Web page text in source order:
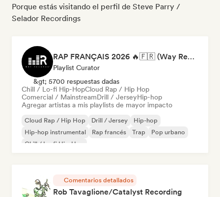
Porque estás visitando el perfil de Steve Parry /
Selador Recordings
RAP FRANÇAIS 2026 🔥🇫🇷 (Way Records)
Playlist Curator
&gt; 5700 respuestas dadas
Chill / Lo-fi Hip-HopCloud Rap / Hip Hop
Comercial / MainstreamDrill / JerseyHip-hop
Agregar artistas a mis playlists de mayor impacto
Cloud Rap / Hip Hop Drill / Jersey
Hip-hop
Hip-hop instrumental
Rap francés Trap
Pop urbano
Chill / Lo-fi Hip-Hop
Comentarios detallados
Rob Tavaglione/Catalyst Recording